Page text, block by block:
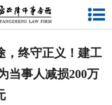
网站首页
，终守正义！建工
当事人减损200万